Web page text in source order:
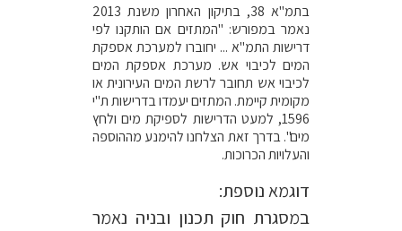
בתמ"א 38, בתיקון האחרון משנת 2013
נאמר במפורש: "המתזים אם הותקנו לפי
דרישות התמ"א ... יחוברו למערכת אספקת
המים לכיבוי אש. מערכת אספקת המים
לכיבוי אש תחובר לרשת המים העירונית או
מקומית קיימת. המתזים יעמדו בדרישות ת"י
1596, למעט הדרישות לספיקת מים ולחץ
מים". בדרך זאת הצלחנו להימנע מההוספה
והעלויות הכרוכות.
דוגמא נוספת:
במסגרת חוק תכנון ובניה נאמר